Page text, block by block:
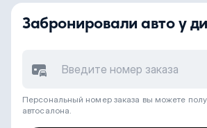
Забронировали авто у
Персональный номер заказа вы можете
автосалона.